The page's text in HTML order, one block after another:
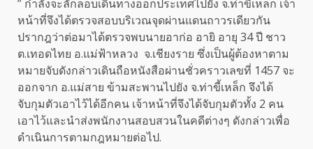
” กำลังจะลักลอบเดินทางออกประเทศไปยัง จ.ท่าขี้เหล็ก เจ้า
หน้าที่จึงได้ตรวจสอบบริเวณจุดผ่านแดนถาวรเดียวกัน
ปรากฎว่าต่อมาได้ตรวจพบนายอาก่อ อายิ อายุ 34 ปี ชาว
ต.เทอดไทย อ.แม่ฟ้าหลวง จ.เชียงราย ซึ่งเป็นผู้ต้องหาตาม
หมายจับดังกล่าวเดินถือหนังสือผ่านชั่วคราวเลขที่ 1457 จะ
ออกจาก อ.แม่สาย ข้ามสะพานไปยัง จ.ท่าขี้เหล็ก จึงได้
จับกุมตัวเอาไว้ได้อีกคน เจ้าหน้าที่จึงได้จับกุมตัวทั้ง 2 คน
เอาไว้และนำส่งพนักงานสอบสวนในคดีต่างๆ ดังกล่าวเพื่อ
ดำเนินการตามกฎหมายต่อไป.